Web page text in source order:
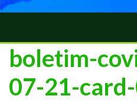
boletim-
07-21-